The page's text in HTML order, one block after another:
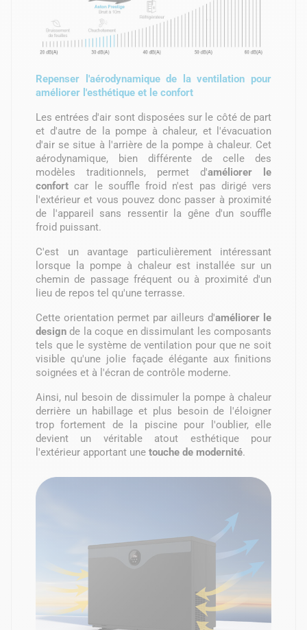
Repenser l'aérodynamique de la ventilation pour
améliorer l'esthétique et le confort
Les entrées d'air sont disposées sur le côté de part
et d'autre de la pompe à chaleur, et l'évacuation
d'air se situe à l'arrière de la pompe à chaleur. Cet
aérodynamique, bien différente de celle des
modèles traditionnels, permet d'améliorer le
confort car le souffle froid n'est pas dirigé vers
l'extérieur et vous pouvez donc passer à proximité
de l'appareil sans ressentir la gêne d'un souffle
froid puissant.
C'est un avantage particulièrement intéressant
lorsque la pompe à chaleur est installée sur un
chemin de passage fréquent ou à proximité d'un
lieu de repos tel qu'une terrasse.
Cette orientation permet par ailleurs d'améliorer le
design de la coque en dissimulant les composants
tels que le système de ventilation pour que ne soit
visible qu'une jolie façade élégante aux finitions
soignées et à l'écran de contrôle moderne.
Ainsi, nul besoin de dissimuler la pompe à chaleur
derrière un habillage et plus besoin de l'éloigner
trop fortement de la piscine pour l'oublier, elle
devient un véritable atout esthétique pour
l'extérieur apportant une touche de modernité.